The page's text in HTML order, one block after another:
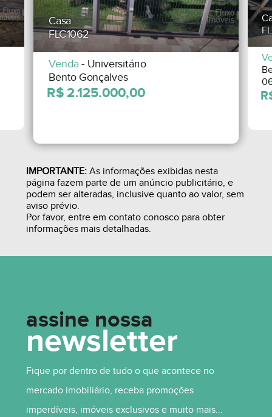
Casa
FLC1062
Venda- Universitário
Bento Gonçalves
R$ 2.125.000,00
IMPORTANTE:As informações exibidas nesta
página fazem parte de um anúncio publicitário, e
podem ser alteradas, inclusive quanto ao valor, sem
aviso prévio.
Por favor, entre em contato conosco para obter
informações mais detalhadas.
assine nossa
newsletter
Fique por dentro de tudo o que acontece no
mercado imobiliário, receba promoções
imperdíveis, imóveis exclusivos e muito mais...